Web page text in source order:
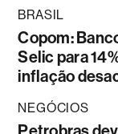
BRASIL
Copom:
Selic para
inflação
NEGÓCIOS